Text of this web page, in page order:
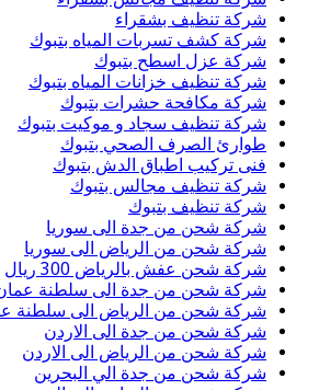
شركة تنظيف بشقراء
شركة كشف تسربات المياه بتبوك
شركة عزل اسطح بتبوك
شركة تنظيف خزانات المياه بتبوك
شركة مكافحة حشرات بتبوك
شركة تنظيف سجاد و موكيت بتبوك
طوارئ الصرف الصحي بتبوك
فنى تركيب اطباق الدش بتبوك
شركة تنظيف مجالس بتبوك
شركة تنظيف بتبوك
شركة شحن من جدة الى سوريا
شركة شحن من الرياض الى سوريا
شركة شحن عفش بالرياض 300 ريال
شركة شحن من جدة الى سلطنة
شركة شحن من الرياض الى سلطنة
شركة شحن من جدة الى الاردن
شركة شحن من الرياض الى الاردن
شركة شحن من جدة الي البحرين